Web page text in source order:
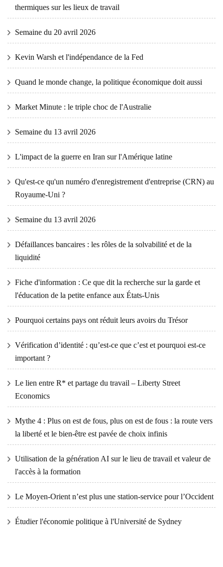
thermiques sur les lieux de travail
Semaine du 20 avril 2026
Kevin Warsh et l'indépendance de la Fed
Quand le monde change, la politique économique doit aussi
Market Minute : le triple choc de l'Australie
Semaine du 13 avril 2026
L'impact de la guerre en Iran sur l'Amérique latine
Qu'est-ce qu'un numéro d'enregistrement d'entreprise (CRN) au
Royaume-Uni ?
Semaine du 13 avril 2026
Défaillances bancaires : les rôles de la solvabilité et de la
liquidité
Fiche d'information : Ce que dit la recherche sur la garde et
l'éducation de la petite enfance aux États-Unis
Pourquoi certains pays ont réduit leurs avoirs du Trésor
Vérification d’identité : qu’est-ce que c’est et pourquoi est-ce
important ?
Le lien entre R* et partage du travail – Liberty Street
Economics
Mythe 4 : Plus on est de fous, plus on est de fous : la route vers
la liberté et le bien-être est pavée de choix infinis
Utilisation de la génération AI sur le lieu de travail et valeur de
l'accès à la formation
Le Moyen-Orient n’est plus une station-service pour l’Occident
Étudier l'économie politique à l'Université de Sydney